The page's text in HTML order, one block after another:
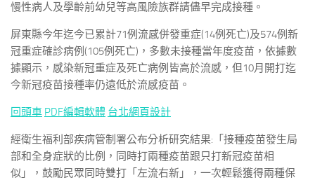
慢性病人及學齡前幼兒等高風險族群請儘早完成接種。
屏東縣今年迄今已累計71例流感併發重症(14例死亡)及574例新
冠重症確診病例(105例死亡)，多數未接種當年度疫苗，依據數
據顯示，感染新冠重症及死亡病例皆高於流感，但10月開打迄
今新冠疫苗接種率仍遠低於流感疫苗。
回頭車 PDF編輯軟體 台北網頁設計
經衛生福利部疾病管制署公布分析研究結果:「接種疫苗發生局
部和全身症狀的比例，同時打兩種疫苗跟只打新冠疫苗相
似」，鼓勵民眾同時雙打「左流右新」，一次輕鬆獲得兩種保